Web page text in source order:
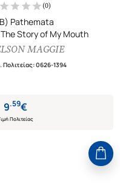
(0)
Pathemata
The Story of My Mouth
MAGGIE
Πολιτείας:0626-1394
9.59€
Πολιτείας